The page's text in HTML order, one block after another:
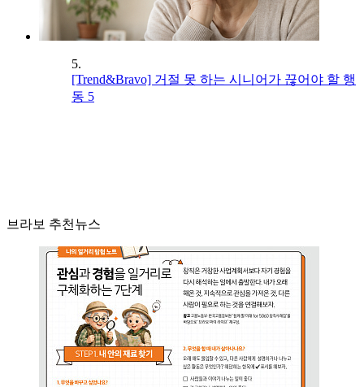
5.
[Trend&Bravo] 거절 못 하는 시니어가 끊어야 할 행
동 5
브라보 추천뉴스